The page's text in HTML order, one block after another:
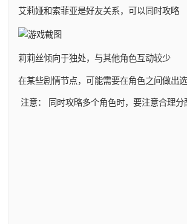
艾莉娅和索菲亚是好友关系，可以同时攻略
莉莉丝倾向于独处，与其他角色互动较少
在某些剧情节点，可能需要在角色之间做出
注意： 同时攻略多个角色时，要注意合理